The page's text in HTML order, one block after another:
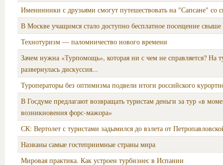
Именинники с друзьями смогут путешествовать на "Сапсане" со
В Москве учащимся стало доступно бесплатное посещение свыше
Технотуризм — паломничество нового времени
Зачем нужна «Турпомощь», которая ни с чем не справляется? На
развернулась дискуссия...
Туроператоры без оптимизма подвели итоги российского
В Госдуме предлагают возвращать туристам деньги за тур «в
возникновения форс-мажора»
СК: Вертолет с туристами задымился до взлета от
Названы самые гостеприимные страны мира
Мировая практика. Как устроен турбизнес в Испании